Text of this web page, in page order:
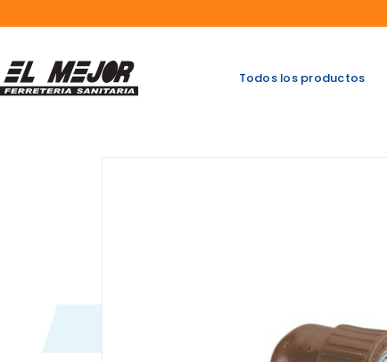
al
Todos los productos